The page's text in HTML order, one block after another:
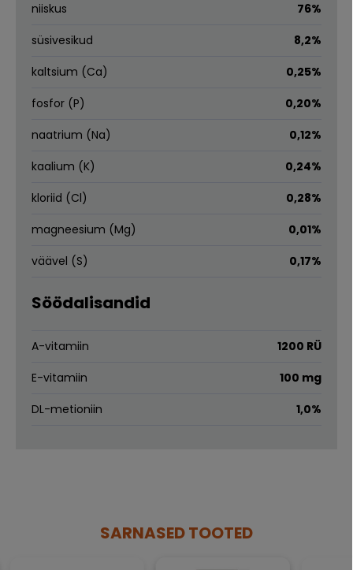
niiskus
76%
süsivesikud
8,2%
kaltsium (Ca)
0,25%
fosfor (P)
0,20%
naatrium (Na)
0,12%
kaalium (K)
0,24%
kloriid (Cl)
0,28%
magneesium (Mg)
0,01%
väävel (S)
0,17%
Söödalisandid
A-vitamiin
1200 RÜ
E-vitamiin
100 mg
DL-metioniin
1,0%
SARNASED TOOTED